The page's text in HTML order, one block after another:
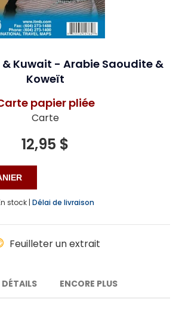
Kuwait - Arabie Saoudite &
Koweït
papier pliée
Carte
12,95 $
stock | Délai de livraison
Feuilleter un extrait
DÉTAILS ENCORE PLUS